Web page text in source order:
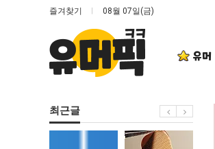
즐겨찾기 08월 07일(금)
유머
최근글
드